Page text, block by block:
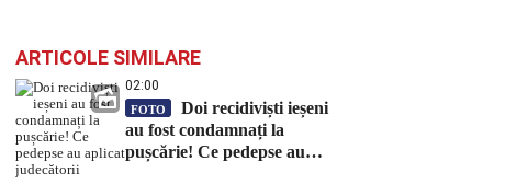
ARTICOLE SIMILARE
02:00
FOTO
Doi recidiviști ieșeni
au fost condamnați la
pușcărie! Ce pedepse au